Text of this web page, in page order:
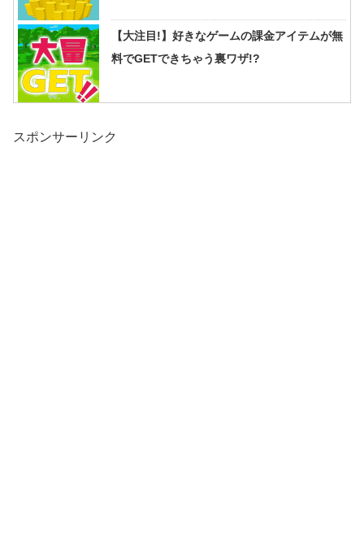
【大注目!】好きなゲームの課金アイテムが無
料でGETできちゃう裏ワザ!?
スポンサーリンク